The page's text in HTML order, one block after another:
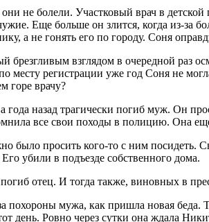
не болели. Участковый врач в
Еще больше он злится, когда из-
а не гонять его по городу. Соня
брезгливым взглядом в очередной раз
месту регистрации уже год Соня не
горе врачу?
года назад трагически погиб муж. Он
все свои походы в полицию. Она
просить кого-то с ним посидеть.
убили в подъезде собственного дома.
отец. И тогда также, виновных в
похороны мужа, как пришла новая
день. Ровно через сутки она ждала